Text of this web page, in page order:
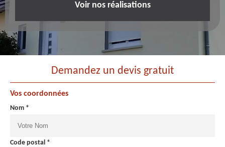
Voir nos réalisations
Demandez un devis gratuit
Vos coordonnées
Nom *
Code postal *